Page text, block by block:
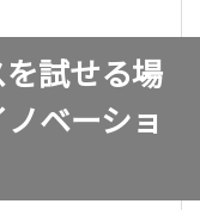
試せる場
ベーショ